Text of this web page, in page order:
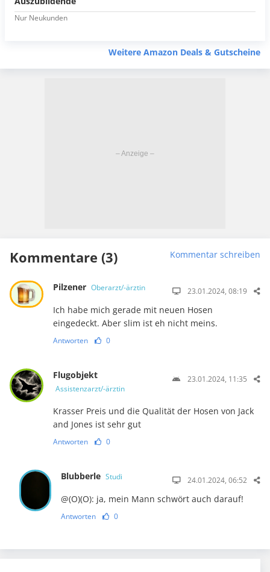
Nur Neukunden
Weitere Amazon Deals & Gutscheine
Kommentare (3) Kommentar schreiben
Pilzener Oberarzt/-ärztin 23.01.2024, 08:19
Ich habe mich gerade mit neuen Hosen
eingedeckt. Aber slim ist eh nicht meins.
Antworten 0
Flugobjekt
Assistenzarzt/-ärztin
23.01.2024, 11:35
Krasser Preis und die Qualität der Hosen von Jack
and Jones ist sehr gut
Antworten 0
Blubberle Studi 24.01.2024, 06:52
@(O)(O): ja, mein Mann schwört auch darauf!
Antworten 0